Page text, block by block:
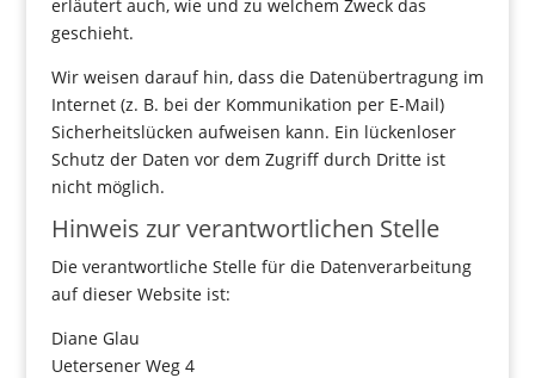
erläutert auch, wie und zu welchem Zweck das
geschieht.
Wir weisen darauf hin, dass die Datenübertragung im
Internet (z. B. bei der Kommunikation per E-Mail)
Sicherheitslücken aufweisen kann. Ein lückenloser
Schutz der Daten vor dem Zugriff durch Dritte ist
nicht möglich.
Hinweis zur verantwortlichen Stelle
Die verantwortliche Stelle für die Datenverarbeitung
auf dieser Website ist:
Diane Glau
Uetersener Weg 4